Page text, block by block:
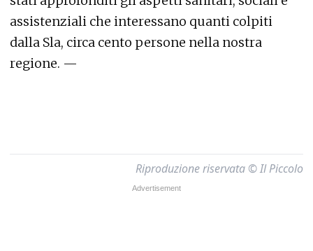
assistenziali che interessano quanti colpiti
dalla Sla, circa cento persone nella nostra
regione. —
Riproduzione riservata © Il Piccolo